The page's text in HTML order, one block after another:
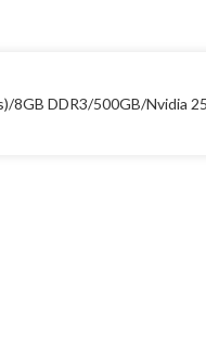
8GB DDR3/500GB/Nvidia